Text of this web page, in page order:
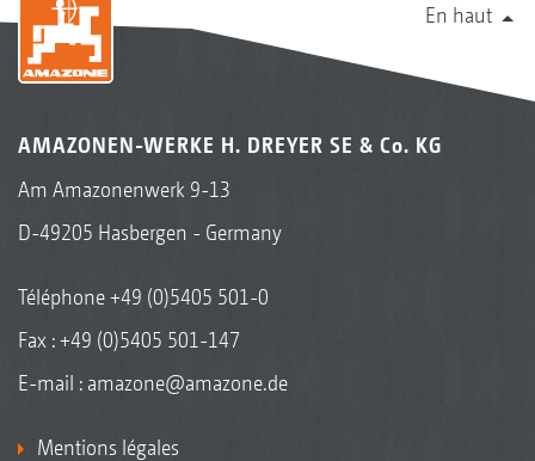
En haut
AMAZONEN-WERKE H. DREYER SE & Co. KG
Am Amazonenwerk 9-13
D-49205 Hasbergen - Germany
Téléphone+49 (0)5405 501-0
Fax : +49 (0)5405 501-147
E-mail : amazone@amazone.de
Mentions légales